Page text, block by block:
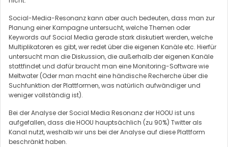
Social-Media-Resonanz kann aber auch bedeuten, dass man zur
Planung einer Kampagne untersucht, welche Themen oder
Keywords auf Social Media gerade stark diskutiert werden, welche
Multiplikatoren es gibt, wer redet über die eigenen Kanäle etc. Hierfür
untersucht man die Diskussion, die außerhalb der eigenen Kanäle
stattfindet und dafür braucht man eine Monitoring-Software wie
Meltwater (Oder man macht eine händische Recherche über die
Suchfunktion der Plattformen, was natürlich aufwändiger und
weniger vollständig ist).
Bei der Analyse der Social Media Resonanz der HOOU ist uns
aufgefallen, dass die HOOU hauptsächlich (zu 90%) Twitter als
Kanal nutzt, weshalb wir uns bei der Analyse auf diese Plattform
beschränkt haben.